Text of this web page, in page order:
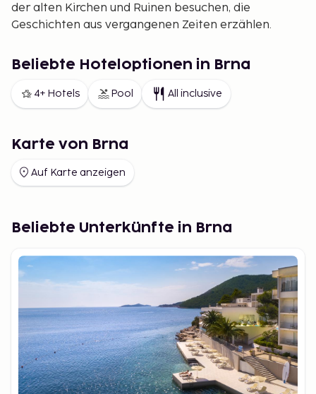
der alten Kirchen und Ruinen besuchen, die
Geschichten aus vergangenen Zeiten erzählen.
Ruhe. Mit Kiesstränden und klarem Wasser können
genießen, die sich wie Ihr eigener privater
Beliebte Hoteloptionen in Brna
4+ Hotels Pool All inclusive
Karte von Brna
Auf Karte anzeigen
Beliebte Unterkünfte in Brna